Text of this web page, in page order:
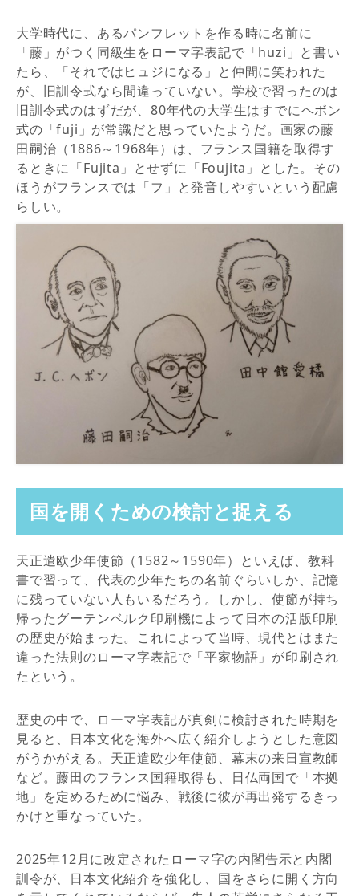
大学時代に、あるパンフレットを作る時に名前に
「藤」がつく同級生をローマ字表記で「huzi」と書い
たら、「それではヒュジになる」と仲間に笑われた
が、旧訓令式なら間違っていない。学校で習ったのは
旧訓令式のはずだが、80年代の大学生はすでにヘボン
式の「fuji」が常識だと思っていたようだ。画家の藤
田嗣治（1886～1968年）は、フランス国籍を取得す
るときに「Fujita」とせずに「Foujita」とした。その
ほうがフランスでは「フ」と発音しやすいという配慮
らしい。
国を開くための検討と捉える
天正遣欧少年使節（1582～1590年）といえば、教科
書で習って、代表の少年たちの名前ぐらいしか、記憶
に残っていない人もいるだろう。しかし、使節が持ち
帰ったグーテンベルク印刷機によって日本の活版印刷
の歴史が始まった。これによって当時、現代とはまた
違った法則のローマ字表記で「平家物語」が印刷され
たという。
歴史の中で、ローマ字表記が真剣に検討された時期を
見ると、日本文化を海外へ広く紹介しようとした意図
がうかがえる。天正遣欧少年使節、幕末の来日宣教師
など。藤田のフランス国籍取得も、日仏両国で「本拠
地」を定めるために悩み、戦後に彼が再出発するきっ
かけと重なっていた。
2025年12月に改定されたローマ字の内閣告示と内閣
訓令が、日本文化紹介を強化し、国をさらに開く方向